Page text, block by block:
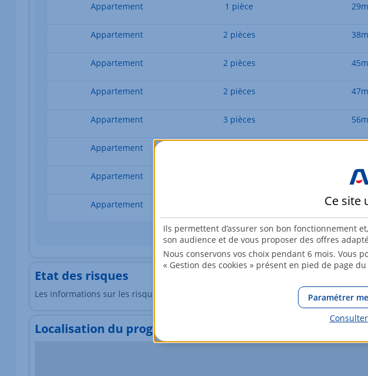
Appartement 1 pièce
Appartement 2 pièces
Appartement 2 pièces
Appartement 2 pièces
Appartement 3 pièces
Appartement
Appartement 68m²
Appartement
Etat des risques
Les informations sur les risques auxquels ce bien est exposé sont disponibles sur
Localisation du programme
Ce site
Ils permettent d’assurer son bon fonctionnement
son audience et de vous proposer des offres
Nous conservons vos choix pendant 6 mois. Vous
« Gestion des cookies » présent en pied de page
Paramétrer